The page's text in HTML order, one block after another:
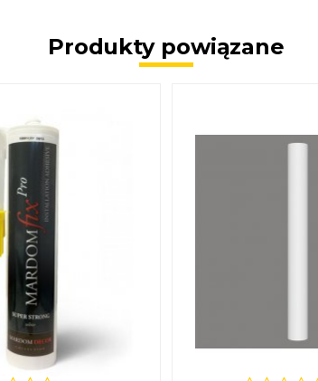
Produkty powiązane